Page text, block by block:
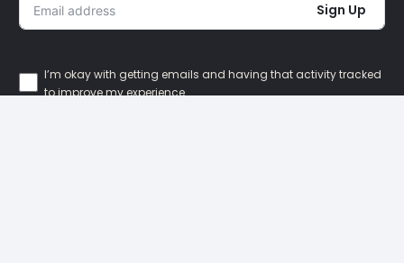
Sign Up
I’m okay with getting emails and having that activity tracked
to improve my experience.